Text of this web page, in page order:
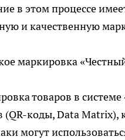
в этом процессе
и качественную
маркировка
товаров в
(QR-коды, Data
могут